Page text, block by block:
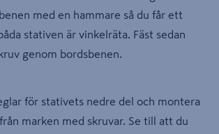
med en hammare så du får ett
stativen är vinkelräta. Fäst sedan
genom bordsbenen.
för stativets nedre del och montera
marken med skruvar. Se till att du